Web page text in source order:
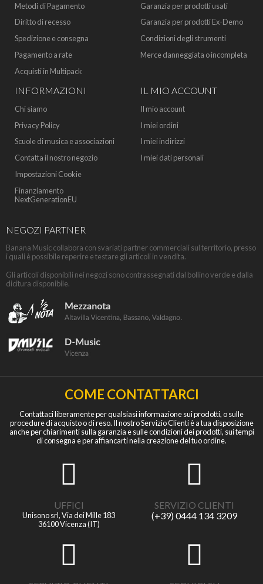
Metodi di Pagamento
Diritto di recesso
Spedizione e consegna
Pagamento a rate
Acquisti in Multipack
Garanzia per prodotti usati
Garanzia per prodotti Ex-Demo
Condizioni degli strumenti
Merce danneggiata o incompleta
INFORMAZIONI
Chi siamo
Privacy Policy
Scuole di musica e associazioni
Contatta il nostro negozio
Impostazioni Cookie
Finanziamento
NextGenerationEU
IL MIO ACCOUNT
Il mio account
I miei ordini
I miei indirizzi
I miei dati personali
NEGOZI PARTNER
Banana Music collabora con svariati partner commerciali sul territorio, presso
i quali è possibile reperire e testare gli articoli in vendita.
Gli articoli disponibili nei negozi sono contrassegnati dal bollino verde e dalla
dicitura disponibile.
COME CONTATTARCI
Contattaci liberamente per qualsiasi informazione sui prodotti, o sulle
procedure di acquisto o di reso. Il nostro Servizio Clienti è a tua disposizione
anche per chiarimenti sulla garanzia e sulle condizioni dei prodotti, sui tempi
di consegna e per affiancarti nella creazione del tuo ordine.
UFFICI
Unisono srl, Via dei Mille 183
36100 Vicenza (IT)
SERVIZIO CLIENTI
(+39) 0444 134 3209